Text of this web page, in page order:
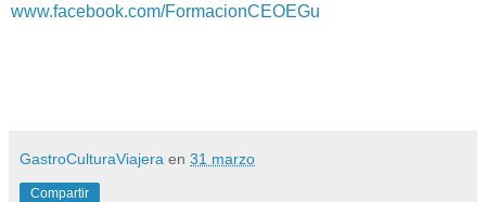
www.facebook.com/FormacionCEOEGu
GastroCulturaViajera en 31 marzo
Compartir